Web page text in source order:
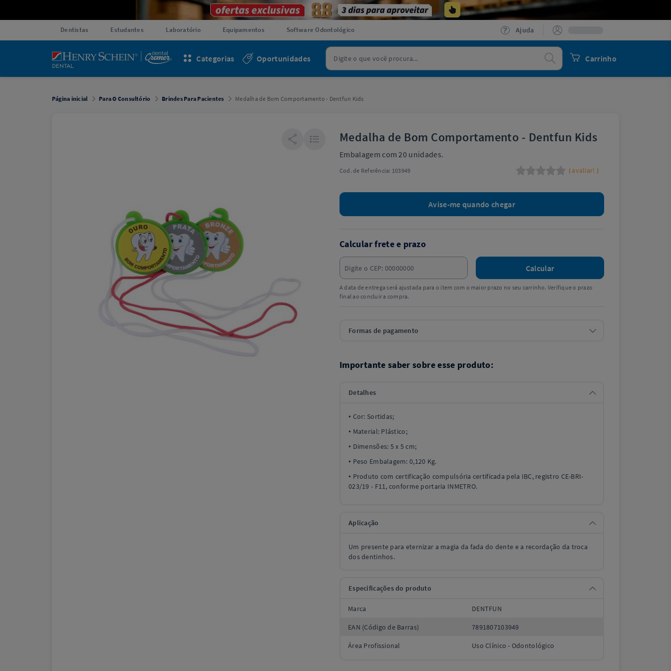
Dentistas Estudantes Laboratório Equipamentos Software Odontológico Ajuda
Carrinho
Procurar
Oportunidades
Categorias
Página inicial Para O Consultório Brindes Para Pacientes Medalha de Bom Comportamento - Dentfun Kids
Medalha de Bom Comportamento - Dentfun Kids
Embalagem com 20 unidades.
Cod. de Referência: 103949 ( avaliar! )
Avise-me quando chegar
Calcular frete e prazo
Calcular
A data de entrega será ajustada para o item com o maior prazo no seu carrinho. Verifique o prazo
final ao concluir a compra.
Formas de pagamento
Importante saber sobre esse produto:
Detalhes
• Cor: Sortidas;
• Material: Plástico;
• Dimensões: 5 x 5 cm;
• Peso Embalagem: 0,120 Kg.
• Produto com certificação compulsória certificada pela IBC, registro CE-BRI-
023/19 - F11, conforme portaria INMETRO.
Aplicação
Um presente para eternizar a magia da fada do dente e a recordação da troca
dos dentinhos.
Especificações do produto
Marca DENTFUN
EAN (Código de Barras) 7891807103949
Área Profissional Uso Clínico - Odontológico